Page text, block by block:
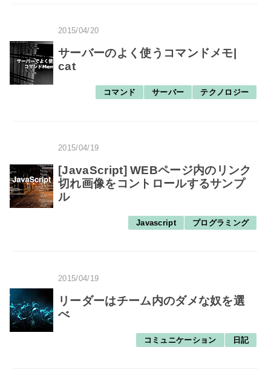
2015/04/20
サーバーのよく使うコマンドメモ|
cat
コマンド サーバー テクノロジー
2015/04/19
[JavaScript] WEBページ内のリンク
切れ画像をコントロールするサンプ
ル
Javascript プログラミング
2015/04/19
リーダーはチーム内のダメな奴を選
べ
コミュニケーション 日記